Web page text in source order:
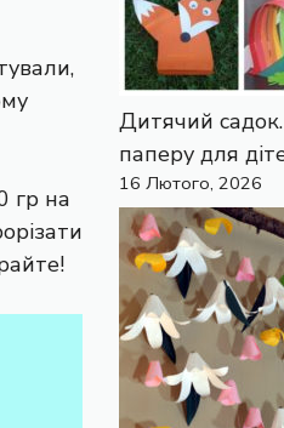
гр на
Дитячий
паперу для
16 Лютого, 2026